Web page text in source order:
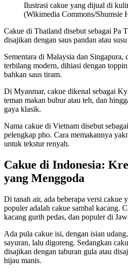
Ilustrasi cakue yang dijual di
(Wikimedia Commons/Shumsie
Cakue di Thailand disebut sebagai Pa
disajikan dengan saus pandan atau
Sementara di Malaysia dan
terbilang modern, dihiasi dengan
bahkan saus tiram.
Di Myanmar, cakue dikenal sebagai
teman makan bubur atau teh, dan
gaya klasik.
Nama cakue di Vietnam disebut
pelengkap pho. Cara memakannya
untuk tekstur renyah.
Cakue di Indonesia:
yang Menggoda
Di tanah air, ada beberapa versi cakue
populer adalah cakue sambal kacang.
kacang gurih pedas, dan populer di
Ada pula cakue isi, dengan isian
sayuran, lalu digoreng. Sedangkan
disajikan dengan taburan gula atau
hijau manis.